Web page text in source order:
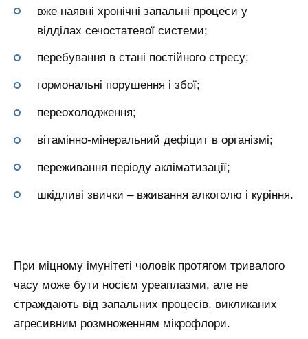
вже наявні хронічні запальні процеси у
відділах сечостатевої системи;
перебування в стані постійного стресу;
гормональні порушення і збої;
переохолодження;
вітамінно-мінеральний дефіцит в організмі;
переживання періоду акліматизації;
шкідливі звички – вживання алкоголю і куріння.
При міцному імунітеті чоловік протягом тривалого
часу може бути носієм уреаплазми, але не
страждають від запальних процесів, викликаних
агресивним розмноженням мікрофлори.